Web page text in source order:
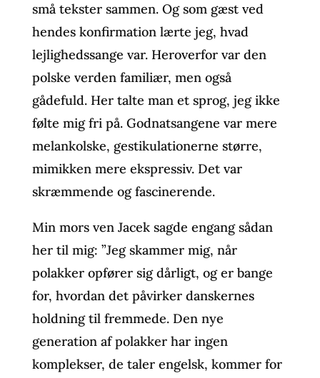
små tekster sammen. Og som gæst ved
hendes konfirmation lærte jeg, hvad
lejlighedssange var. Heroverfor var den
polske verden familiær, men også
gådefuld. Her talte man et sprog, jeg ikke
følte mig fri på. Godnatsangene var mere
melankolske, gestikulationerne større,
mimikken mere ekspressiv. Det var
skræmmende og fascinerende.
Min mors ven Jacek sagde engang sådan
her til mig: ”Jeg skammer mig, når
polakker opfører sig dårligt, og er bange
for, hvordan det påvirker danskernes
holdning til fremmede. Den nye
generation af polakker har ingen
komplekser, de taler engelsk, kommer for